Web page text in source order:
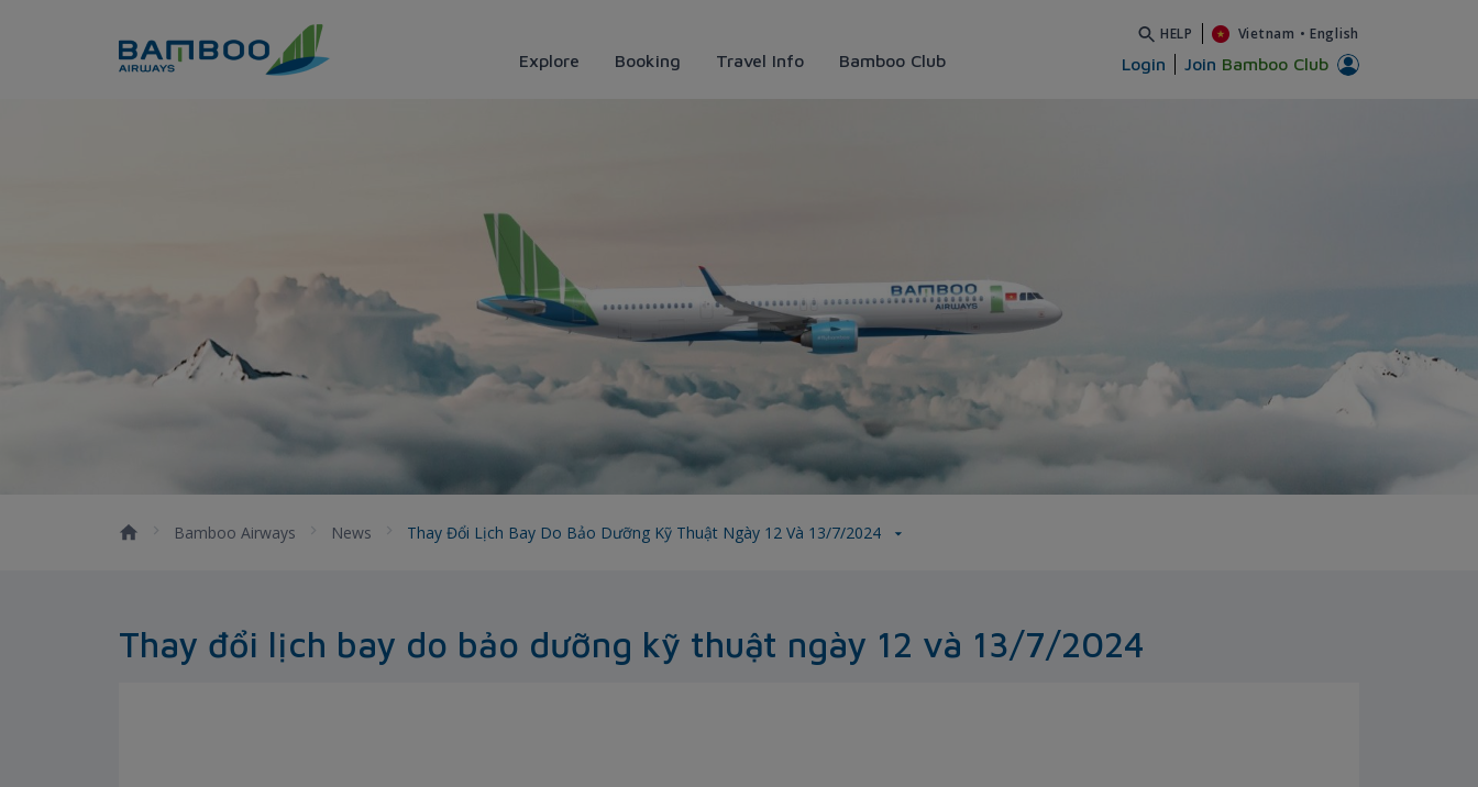
Explore Booking Travel Info Bamboo Club
HELP Vietnam • English
Login Join Bamboo Club
Bamboo Airways News Thay Đổi Lịch Bay Do Bảo Dưỡng Kỹ Thuật Ngày 12 Và 13/7/2024
Thay đổi lịch bay do bảo dưỡng kỹ thuật ngày 12 và 13/7/2024